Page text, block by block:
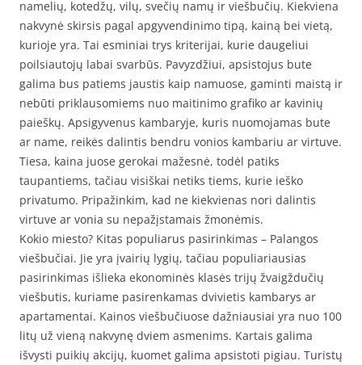
namelių, kotedžų, vilų, svečių namų ir viešbučių. Kiekviena
nakvynė skirsis pagal apgyvendinimo tipą, kainą bei vietą,
kurioje yra. Tai esminiai trys kriterijai, kurie daugeliui
poilsiautojų labai svarbūs. Pavyzdžiui, apsistojus bute
galima bus patiems jaustis kaip namuose, gaminti maistą ir
nebūti priklausomiems nuo maitinimo grafiko ar kavinių
paieškų. Apsigyvenus kambaryje, kuris nuomojamas bute
ar name, reikės dalintis bendru vonios kambariu ar virtuve.
Tiesa, kaina juose gerokai mažesnė, todėl patiks
taupantiems, tačiau visiškai netiks tiems, kurie ieško
privatumo. Pripažinkim, kad ne kiekvienas nori dalintis
virtuve ar vonia su nepažįstamais žmonėmis.
Kokio miesto? Kitas populiarus pasirinkimas – Palangos
viešbučiai. Jie yra įvairių lygių, tačiau populiariausias
pasirinkimas išlieka ekonominės klasės trijų žvaigždučių
viešbutis, kuriame pasirenkamas dvivietis kambarys ar
apartamentai. Kainos viešbučiuose dažniausiai yra nuo 100
litų už vieną nakvynę dviem asmenims. Kartais galima
išvysti puikių akcijų, kuomet galima apsistoti pigiau. Turistų